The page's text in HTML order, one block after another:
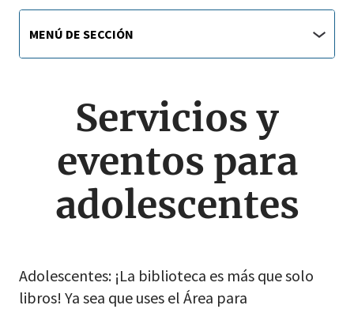
Library
main
menu
de
sección
MENÚ DE SECCIÓN
Servicios y
eventos para
adolescentes
Adolescentes: ¡La biblioteca es más que solo
libros! Ya sea que uses el Área para